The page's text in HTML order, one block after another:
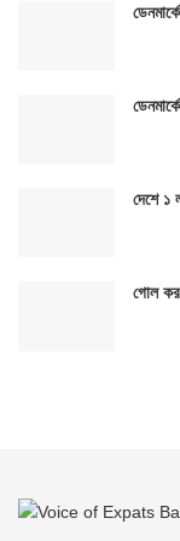
দেশে ১
গোল